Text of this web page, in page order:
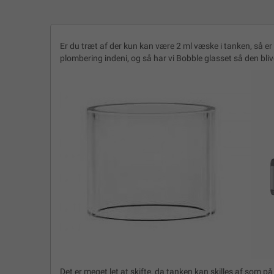
Er du træt af der kun kan være 2 ml væske i tanken, så
plombering indeni, og så har vi Bobble glasset så den
Det er meget let at skifte, da tanken kan skilles af som